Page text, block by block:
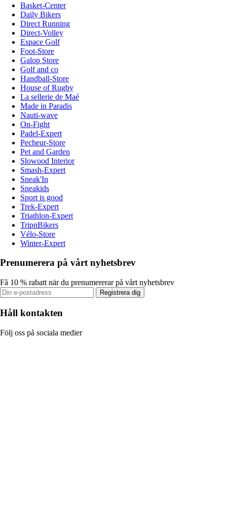
Basket-Center
Daily Bikers
Direct Running
Direct-Volley
Espace Golf
Foot-Store
Galop Store
Golf and co
Handball-Store
House of Rugby
La sellerie de Maé
Made in Paradis
Nauti-wave
On-Fight
Padel-Expert
Pecheur-Store
Pet and Garden
Slowood Interior
Smash-Expert
Sneak'In
Sneakids
Sport is good
Trek-Expert
Triathlon-Expert
TripnBikers
Vélo-Store
Winter-Expert
Prenumerera på vårt nyhetsbrev
Få 10 % rabatt när du prenumererar på vårt nyhetsbrev
Registrera dig
Håll kontakten
Följ oss på sociala medier